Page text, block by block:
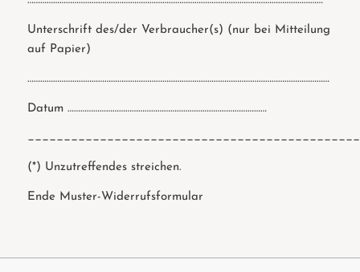
Unterschrift des/der Verbraucher(s) (nur bei Mitteilung
auf Papier)
……………………………………………………………………………………………………………………………
Datum …………………………………………………………………………………
(*) Unzutreffendes streichen.
Ende Muster-Widerrufsformular